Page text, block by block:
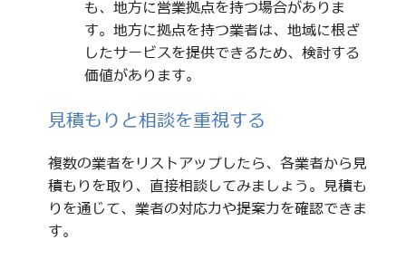
も、地方に営業拠点を持つ場合がありま
す。地方に拠点を持つ業者は、地域に根ざ
したサービスを提供できるため、検討する
価値があります。
見積もりと相談を重視する
複数の業者をリストアップしたら、各業者から見
積もりを取り、直接相談してみましょう。見積も
りを通じて、業者の対応力や提案力を確認できま
す。